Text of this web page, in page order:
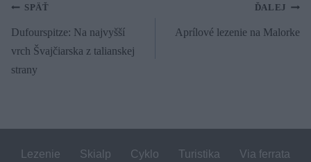
Navigácia
článku
SPÄŤ
Dufourspitze: Na najvyšší
vrch Švajčiarska z talianskej
strany
ĎALEJ
Aprílové lezenie na Malorke
Lezenie Skialp Cyklo Turistika
Via ferrata